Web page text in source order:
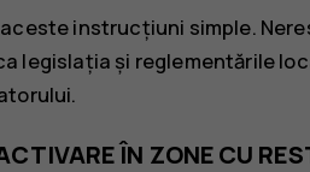
instrucțiuni simple.
legislația și reglementările
ÎN ZONE CU